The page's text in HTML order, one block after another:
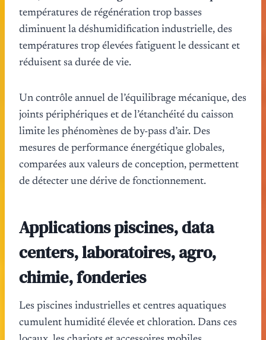
températures de régénération trop basses
diminuent la déshumidification industrielle, des
températures trop élevées fatiguent le dessicant et
réduisent sa durée de vie.
Un contrôle annuel de l’équilibrage mécanique, des
joints périphériques et de l’étanchéité du caisson
limite les phénomènes de by-pass d’air. Des
mesures de performance énergétique globales,
comparées aux valeurs de conception, permettent
de détecter une dérive de fonctionnement.
Applications piscines, data
centers, laboratoires, agro,
chimie, fonderies
Les piscines industrielles et centres aquatiques
cumulent humidité élevée et chloration. Dans ces